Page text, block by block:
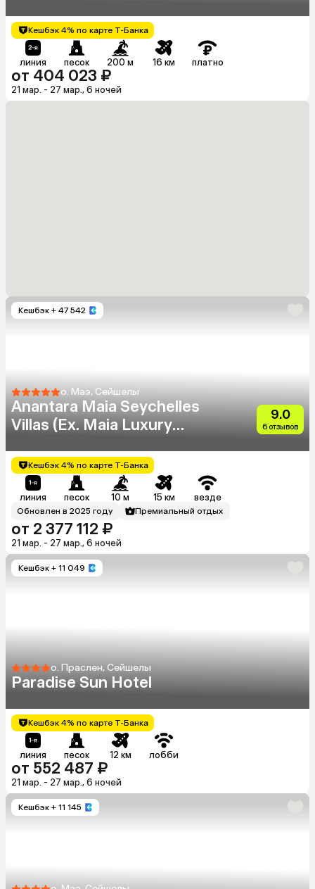
Кешбэк 4% по карте Т-Банка
линия песок 200 м 16 км платно
от 404 023 ₽
21 мар. - 27 мар., 6 ночей
Кешбэк + 47 542
о. Маэ, Сейшелы
Anantara Maia Seychelles
Villas (Ex. Maia Luxury
9.0
6 отзывов
Кешбэк 4% по карте Т-Банка
линия песок 10 м 15 км везде
Обновлен в 2025 году Премиальный отдых
от 2 377 112 ₽
21 мар. - 27 мар., 6 ночей
Кешбэк + 11 049
о. Праслен, Сейшелы
Paradise Sun Hotel
Кешбэк 4% по карте Т-Банка
линия песок 12 км лобби
от 552 487 ₽
21 мар. - 27 мар., 6 ночей
Кешбэк + 11 145